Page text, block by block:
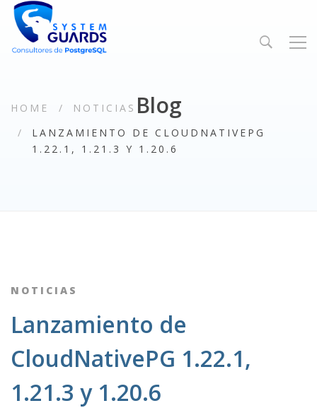
Blog
HOME
NOTICIAS
LANZAMIENTO DE CLOUDNATIVEPG
1.22.1, 1.21.3 Y 1.20.6
NOTICIAS
Lanzamiento de
CloudNativePG 1.22.1,
1.21.3 y 1.20.6